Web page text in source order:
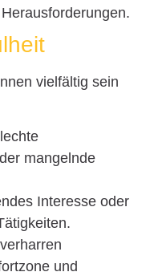
vielfältig sein
mangelnde
Interesse oder
und